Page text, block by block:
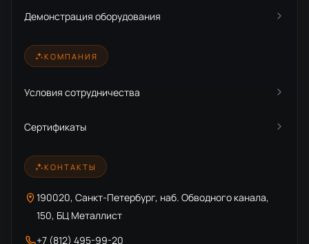
Демонстрация оборудования
КОМПАНИЯ
Условия сотрудничества
Сертификаты
КОНТАКТЫ
190020, Санкт-Петербург, наб. Обводного канала,
150, БЦ Металлист
+7 (812) 495-99-20